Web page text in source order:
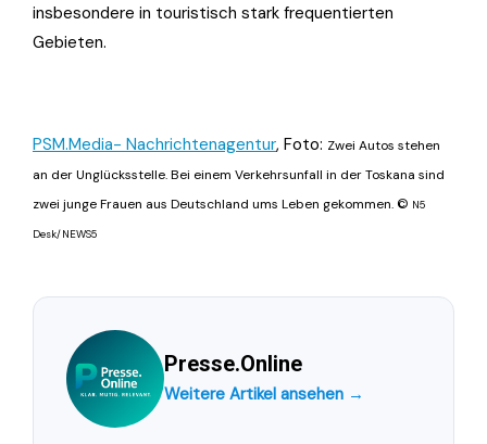
insbesondere in touristisch stark frequentierten
Gebieten.
PSM.Media- Nachrichtenagentur, Foto: Zwei Autos stehen
an der Unglücksstelle. Bei einem Verkehrsunfall in der Toskana sind
zwei junge Frauen aus Deutschland ums Leben gekommen. © N5
Desk/NEWS5
Presse.Online
Weitere Artikel ansehen →